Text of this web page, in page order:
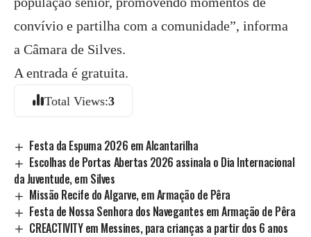
convívio e partilha com a comunidade”, informa
a Câmara de Silves.
A entrada é gratuita.
Total Views:3
Festa da Espuma 2026 em Alcantarilha
Escolhas de Portas Abertas 2026 assinala o Dia Internacional
da Juventude, em Silves
Missão Recife do Algarve, em Armação de Pêra
Festa de Nossa Senhora dos Navegantes em Armação de Pêra
CREACTIVITY em Messines, para crianças a partir dos 6 anos